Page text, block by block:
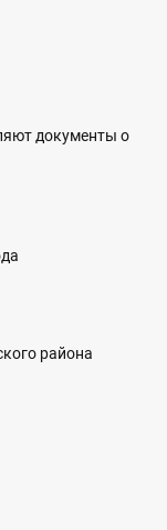
документы о
района